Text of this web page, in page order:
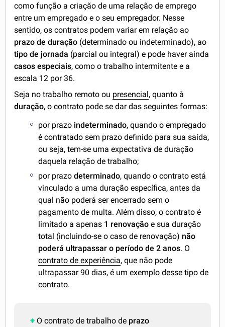
como função a criação de uma relação de emprego
entre um empregado e o seu empregador. Nesse
sentido, os contratos podem variar em relação ao
prazo de duração (determinado ou indeterminado), ao
tipo de jornada (parcial ou integral) e pode haver ainda
casos especiais, como o trabalho intermitente e a
escala 12 por 36.
Seja no trabalho remoto ou presencial , quanto à
duração, o contrato pode se dar das seguintes formas:
por prazo indeterminado, quando o empregado
é contratado sem prazo definido para sua saída,
ou seja, tem-se uma expectativa de duração
daquela relação de trabalho;
por prazo determinado, quando o contrato está
vinculado a uma duração específica, antes da
qual não poderá ser encerrado sem o
pagamento de multa. Além disso, o contrato é
limitado a apenas 1 renovação e sua duração
total (incluindo-se o caso de renovação) não
poderá ultrapassar o período de 2 anos. O
contrato de experiência, que não pode
ultrapassar 90 dias, é um exemplo desse tipo de
contrato.
O contrato de trabalho de prazo